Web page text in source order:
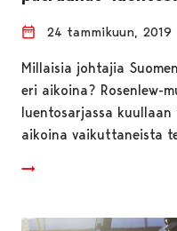
24 tammikuun, 2019
Millaisia johtajia
eri aikoina? Rosenlew-
luentosarjassa
aikoina vaikuttaneista